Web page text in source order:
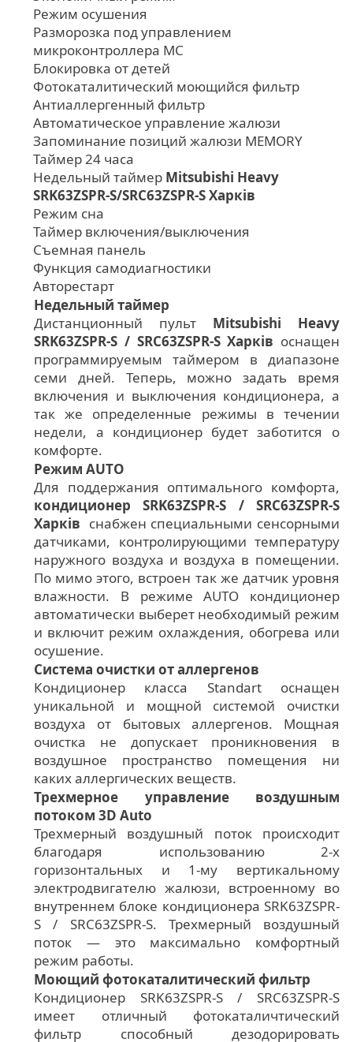
Режим осушения
Разморозка под управлением
микроконтроллера MC
Блокировка от детей
Фотокаталитический моющийся фильтр
Антиаллергенный фильтр
Автоматическое управление жалюзи
Запоминание позиций жалюзи MEMORY
Таймер 24 часа
Недельный таймер Mitsubishi Heavy
SRK63ZSPR-S/SRC63ZSPR-S Харків
Режим сна
Таймер включения/выключения
Съемная панель
Функция самодиагностики
Авторестарт
Недельный таймер
Дистанционный пульт Mitsubishi Heavy
SRK63ZSPR-S / SRC63ZSPR-S Харків оснащен
программируемым таймером в диапазоне
семи дней. Теперь, можно задать время
включения и выключения кондиционера, а
так же определенные режимы в течении
недели, а кондиционер будет заботится о
комфорте.
Режим AUTO
Для поддержания оптимального комфорта,
кондиционер SRK63ZSPR-S / SRC63ZSPR-S
Харків снабжен специальными сенсорными
датчиками, контролирующими температуру
наружного воздуха и воздуха в помещении.
По мимо этого, встроен так же датчик уровня
влажности. В режиме AUTO кондиционер
автоматически выберет необходимый режим
и включит режим охлаждения, обогрева или
осушение.
Система очистки от аллергенов
Кондиционер класса Standart оснащен
уникальной и мощной системой очистки
воздуха от бытовых аллергенов. Мощная
очистка не допускает проникновения в
воздушное пространство помещения ни
каких аллергических веществ.
Трехмерное управление воздушным
потоком 3D Auto
Трехмерный воздушный поток происходит
благодаря использованию 2-х
горизонтальных и 1-му вертикальному
электродвигателю жалюзи, встроенному во
внутреннем блоке кондиционера SRK63ZSPR-
S / SRC63ZSPR-S. Трехмерный воздушный
поток — это максимально комфортный
режим работы.
Моющий фотокаталитический фильтр
Кондиционер SRK63ZSPR-S / SRC63ZSPR-S
имеет отличный фотокаталичтический
фильтр способный дезодорировать